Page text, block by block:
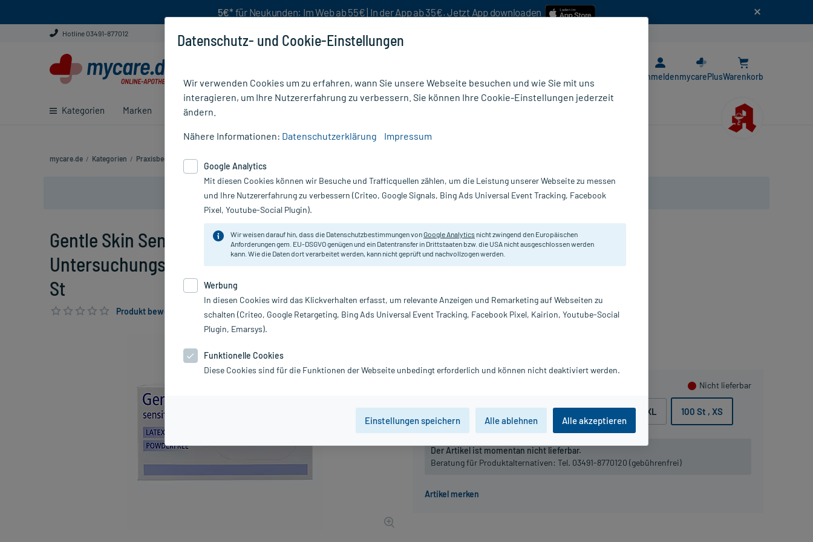
5€* für Neukunden: Im Web ab 55€ | In der App ab 35€. Jetzt App downloaden
Hotline 03491-877012
Kategorien Marken Ratgeber
AnmeldenmycarePlusWarenkorb
mycare.de / Kategorien / Praxisbedarf / Handschuhe & Mundschutz
Nur für kurze Zeit:Gratis-Versand* ab 19€ Mindestbestellwert!
Gentle Skin Sensitive
Untersuchungshandschuhe Latex Gr. XS, 100
St
Produkt bewerten & PlusHerzen sichern
Nicht lieferbar
100 St , L 100 St , M 100 St , S 100 St , XL 100 St , XS
Der Artikel ist momentan nicht lieferbar.
Beratung für Produktalternativen: Tel. 03491-8770120 (gebührenfrei)
Puderfreie Latexuntersuchungshandschuhe. Größe XS.
Darreichung:
Handschuhe
Hersteller:
Meditrade GmbH
Datenschutz- und Cookie-Einstellungen
Wir verwenden Cookies um zu erfahren, wann Sie unsere Webseite besuchen und wie Sie mit uns
interagieren, um Ihre Nutzererfahrung zu verbessern. Sie können Ihre Cookie-Einstellungen jederzeit
ändern.
Nähere Informationen: Datenschutzerklärung Impressum
Google Analytics
Mit diesen Cookies können wir Besuche und Trafficquellen zählen, um die Leistung unserer Webseite zu messen
und Ihre Nutzererfahrung zu verbessern (Criteo, Google Signals, Bing Ads Universal Event Tracking, Facebook
Pixel, Youtube-Social Plugin).
Wir weisen darauf hin, dass die Datenschutzbestimmungen vonGoogle Analytics nicht zwingend den Europäischen
Anforderungen gem. EU-DSGVO genügen und ein Datentransfer in Drittstaaten bzw. die USA nicht ausgeschlossen werden
kann. Wie die Daten dort verarbeitet werden, kann nicht geprüft und nachvollzogen werden.
Werbung
In diesen Cookies wird das Klickverhalten erfasst, um relevante Anzeigen und Remarketing auf Webseiten zu
schalten (Criteo, Google Retargeting, Bing Ads Universal Event Tracking, Facebook Pixel, Kairion, Youtube-Social
Plugin, Emarsys).
Funktionelle Cookies
Diese Cookies sind für die Funktionen der Webseite unbedingt erforderlich und können nicht deaktiviert werden.
Einstellungen speichern Alle ablehnen Alle akzeptieren